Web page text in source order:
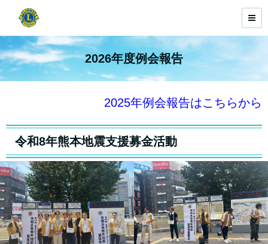
2026年度例会報告
2025年例会報告はこちらから
令和8年熊本地震支援募金活動